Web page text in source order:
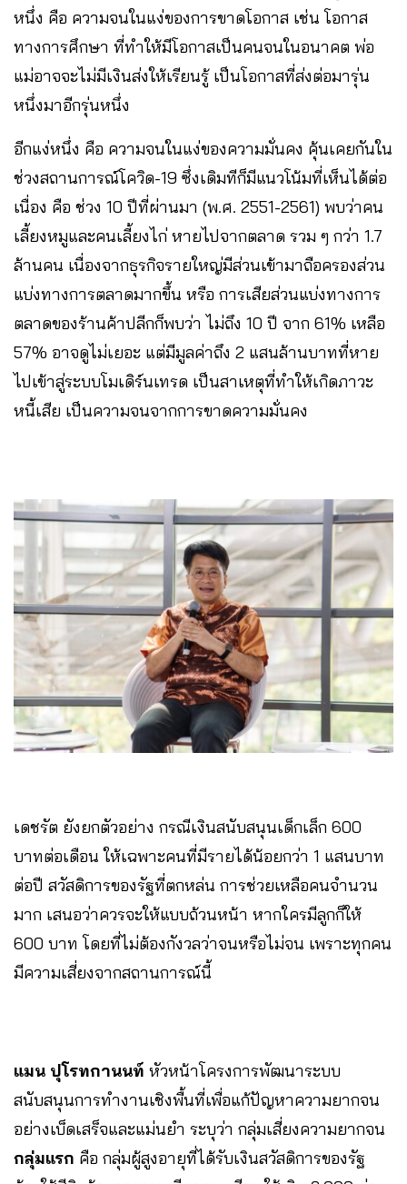
หนึ่ง คือ ความจนในแง่ของการขาดโอกาส เช่น โอกาส
ทางการศึกษา ที่ทำให้มีโอกาสเป็นคนจนในอนาคต พ่อ
แม่อาจจะไม่มีเงินส่งให้เรียนรู้ เป็นโอกาสที่ส่งต่อมารุ่น
หนึ่งมาอีกรุ่นหนึ่ง
อีกแง่หนึ่ง คือ ความจนในแง่ของความมั่นคง คุ้นเคยกันใน
ช่วงสถานการณ์โควิด-19 ซึ่งเดิมทีก็มีแนวโน้มที่เห็นได้ต่อ
เนื่อง คือ ช่วง 10 ปีที่ผ่านมา (พ.ศ. 2551-2561) พบว่าคน
เลี้ยงหมูและคนเลี้ยงไก่ หายไปจากตลาด รวม ๆ กว่า 1.7
ล้านคน เนื่องจากธุรกิจรายใหญ่มีส่วนเข้ามาถือครองส่วน
แบ่งทางการตลาดมากขึ้น หรือ การเสียส่วนแบ่งทางการ
ตลาดของร้านค้าปลีกก็พบว่า ไม่ถึง 10 ปี จาก 61% เหลือ
57% อาจดูไม่เยอะ แต่มีมูลค่าถึง 2 แสนล้านบาทที่หาย
ไปเข้าสู่ระบบโมเดิร์นเทรด เป็นสาเหตุที่ทำให้เกิดภาวะ
หนี้เสีย เป็นความจนจากการขาดความมั่นคง
เดชรัต ยังยกตัวอย่าง กรณีเงินสนับสนุนเด็กเล็ก 600
บาทต่อเดือน ให้เฉพาะคนที่มีรายได้น้อยกว่า 1 แสนบาท
ต่อปี สวัสดิการของรัฐที่ตกหล่น การช่วยเหลือคนจำนวน
มาก เสนอว่าควรจะให้แบบถ้วนหน้า หากใครมีลูกก็ให้
600 บาท โดยที่ไม่ต้องกังวลว่าจนหรือไม่จน เพราะทุกคน
มีความเสี่ยงจากสถานการณ์นี้
แมน ปุโรทกานนท์ หัวหน้าโครงการพัฒนาระบบ
สนับสนุนการทำงานเชิงพื้นที่เพื่อแก้ปัญหาความยากจน
อย่างเบ็ดเสร็จและแม่นยำ ระบุว่า กลุ่มเสี่ยงความยากจน
กลุ่มแรก คือ กลุ่มผู้สูงอายุที่ได้รับเงินสวัสดิการของรัฐ